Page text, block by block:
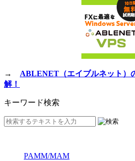
→ ABLENET（エイブルネット）
解！
キーワード検索
PAMM/MAM